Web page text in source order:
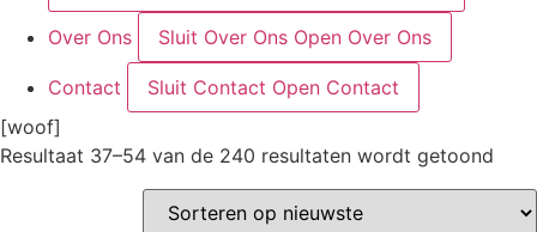
Over Ons Sluit Over Ons Open Over Ons
Contact Sluit Contact Open Contact
[woof]
Resultaat 37–54 van de 240 resultaten wordt getoond
op